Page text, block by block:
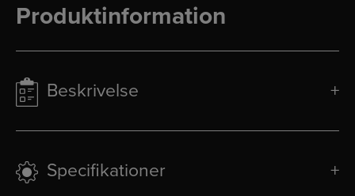
Produktinformation
Beskrivelse
Specifikationer